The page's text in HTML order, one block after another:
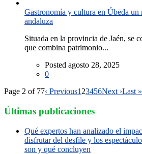
Gastronomía y cultura en Úbeda
andaluza
Situada en la provincia de Jaén, se
que combina patrimonio...
Posted agosto 28, 2025
0
Page 2 of 77‹ Previous123456Next ›Last »
Últimas publicaciones
Qué expertos han analizado el
disfrutar del desfile y los
son y qué concluyen